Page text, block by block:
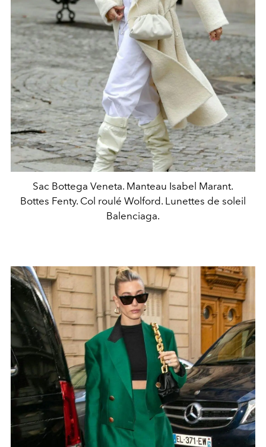
Sac Bottega Veneta. Manteau Isabel Marant.
Bottes Fenty. Col roulé Wolford. Lunettes de soleil
Balenciaga.